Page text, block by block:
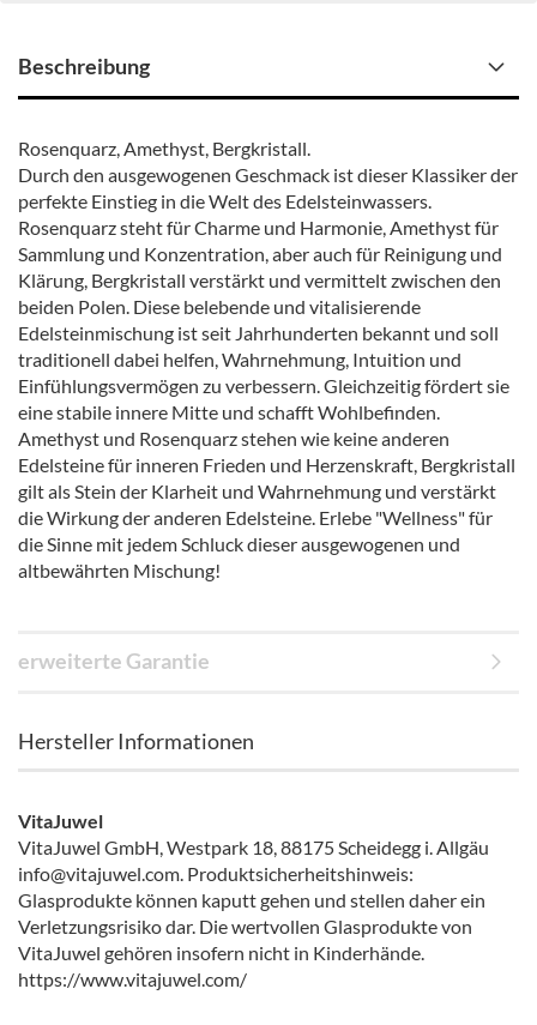
Beschreibung
Rosenquarz, Amethyst, Bergkristall.
Durch den ausgewogenen Geschmack ist dieser Klassiker der
perfekte Einstieg in die Welt des Edelsteinwassers.
Rosenquarz steht für Charme und Harmonie, Amethyst für
Sammlung und Konzentration, aber auch für Reinigung und
Klärung, Bergkristall verstärkt und vermittelt zwischen den
beiden Polen. Diese belebende und vitalisierende
Edelsteinmischung ist seit Jahrhunderten bekannt und soll
traditionell dabei helfen, Wahrnehmung, Intuition und
Einfühlungsvermögen zu verbessern. Gleichzeitig fördert sie
eine stabile innere Mitte und schafft Wohlbefinden.
Amethyst und Rosenquarz stehen wie keine anderen
Edelsteine für inneren Frieden und Herzenskraft, Bergkristall
gilt als Stein der Klarheit und Wahrnehmung und verstärkt
die Wirkung der anderen Edelsteine. Erlebe "Wellness" für
die Sinne mit jedem Schluck dieser ausgewogenen und
altbewährten Mischung!
erweiterte Garantie
Hersteller Informationen
VitaJuwel
VitaJuwel GmbH, Westpark 18, 88175 Scheidegg i. Allgäu
info@vitajuwel.com. Produktsicherheitshinweis:
Glasprodukte können kaputt gehen und stellen daher ein
Verletzungsrisiko dar. Die wertvollen Glasprodukte von
VitaJuwel gehören insofern nicht in Kinderhände.
https://www.vitajuwel.com/